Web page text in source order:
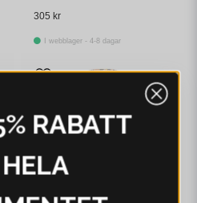
305 kr
I webblager - 4-8 dagar
RABATT